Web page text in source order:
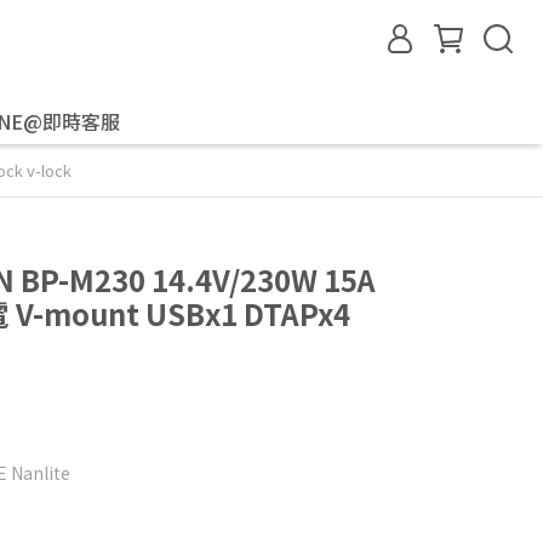
即時客服
v-lock
BP-M230 14.4V/230W 15A
V-mount USBx1 DTAPx4
Nanlite